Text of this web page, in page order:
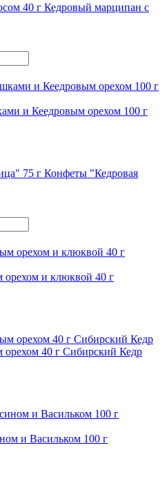
Кедровый марципан с
и Кеедровым орехом 100 г
Конфеты "Кедровая
и клюквой 40 г
40 г Сибирский Кедр
и Васильком 100 г